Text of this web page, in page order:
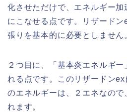
化させただけで、エネルギー
にこなせる点です。リザード
張りを基本的に必要としません
２つ目に、「基本炎エネルギ
れる点です。このリザードン
のエネルギーは、２エネなので
れます。